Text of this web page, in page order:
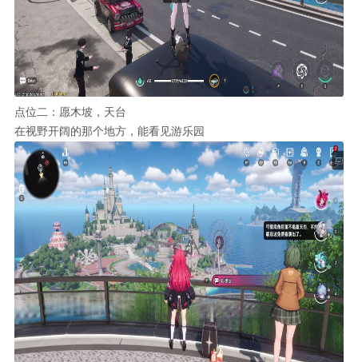
点位二：愿木坡，天台
在视野开阔的那个地方，能看见游乐园